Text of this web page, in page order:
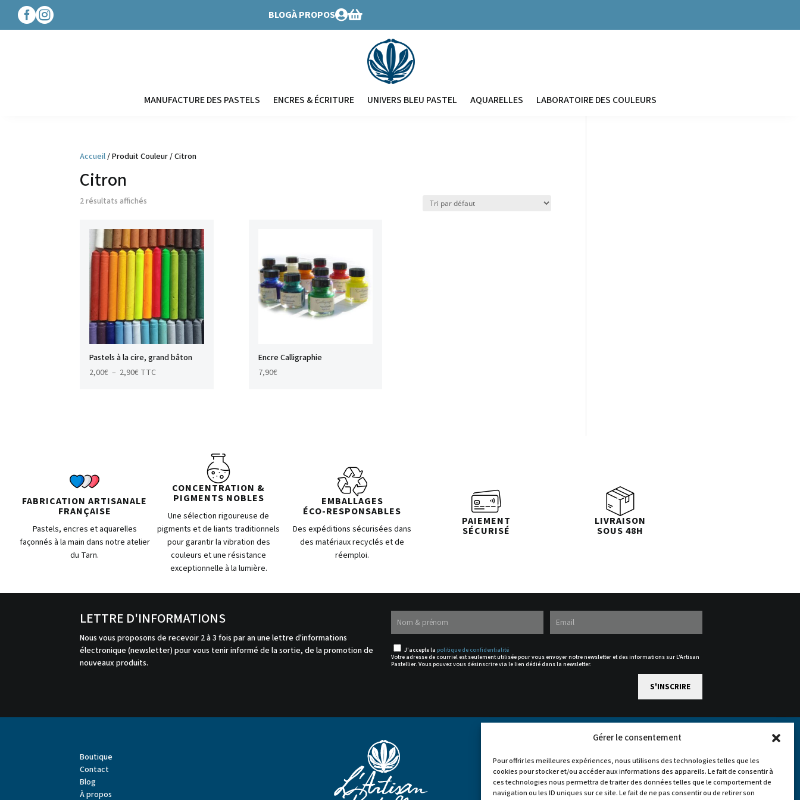
Gérer le consentement
Pour offrir les meilleures expériences, nous utilisons des technologies telles que les
cookies pour stocker et/ou accéder aux informations des appareils. Le fait de consentir à
ces technologies nous permettra de traiter des données telles que le comportement de
navigation ou les ID uniques sur ce site. Le fait de ne pas consentir ou de retirer son
 BLOGÀ PROPOS
MANUFACTURE DES PASTELS ENCRES & ÉCRITURE UNIVERS BLEU PASTEL AQUARELLES LABORATOIRE DES COULEURS
Accueil/ Produit Couleur / Citron
Citron
2 résultats affichés
Pastels à la cire, grand bâton
2,00€ – 2,90€Plage
TTC
Encre Calligraphie
7,90€
FABRICATION ARTISANALE
FRANÇAISE
Pastels, encres et aquarelles
façonnés à la main dans notre atelier
du Tarn.
CONCENTRATION &
PIGMENTS NOBLES
Une sélection rigoureuse de
pigments et de liants traditionnels
pour garantir la vibration des
couleurs et une résistance
exceptionnelle à la lumière.
EMBALLAGES
ÉCO-RESPONSABLES
Des expéditions sécurisées dans
des matériaux recyclés et de
réemploi.
PAIEMENT
SÉCURISÉ
LIVRAISON
SOUS 48H
LETTRE D'INFORMATIONS
Nous vous proposons de recevoir 2 à 3 fois par an une lettre d'informations
électronique (newsletter) pour vous tenir informé de la sortie, de la promotion de
nouveaux produits.
J'accepte la politique de confidentialité
Votre adresse de courriel est seulement utilisée pour vous envoyer notre newsletter et des informations sur L'Artisan
Pastellier. Vous pouvez vous désinscrire via le lien dédié dans la newsletter.
Boutique
Contact
Blog
À propos
